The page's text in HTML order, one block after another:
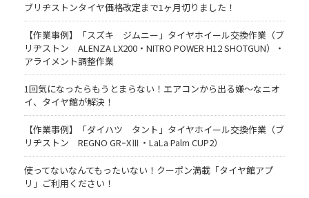
ブリヂストンタイヤ価格改定まで1ヶ月切りました！
【作業事例】「スズキ ジムニー」タイヤホイール交換作業（ブ
リヂストン ALENZA LX200・NITRO POWER H12 SHOTGUN）・
アライメント調整作業
1回気になったらもうとまらない！エアコンから出る嫌〜なニオ
イ、タイヤ館が解決！
【作業事例】「ダイハツ タント」タイヤホイール交換作業（ブ
リヂストン REGNO GRｰXⅢ・LaLa Palm CUP2）
使ってないなんてもったいない！クーポン満載「タイヤ館アプ
リ」ご利用ください！